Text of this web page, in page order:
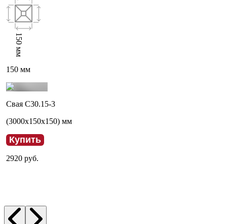
150
мм
150 мм
Свая С30.15-3
(3000x150x150) мм
Купить
2920 руб.